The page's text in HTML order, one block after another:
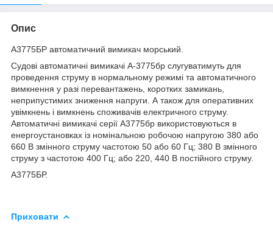
Опис
А3775БР автоматичний вимикач морський.
Судові автоматичні вимикачі А-3775бр слугуватимуть для
проведення струму в нормальному режимі та автоматичного
вимкнення у разі перевантажень, коротких замикань,
неприпустимих зниження напруги. А також для оперативних
увімкнень і вимкнень споживачів електричного струму.
Автоматичні вимикачі серії А3775бр використовуються в
енергоустановках із номінальною робочою напругою 380 або
660 В змінного струму частотою 50 або 60 Гц; 380 В змінного
струму з частотою 400 Гц; або 220, 440 В постійного струму.
А3775БР.
Приховати